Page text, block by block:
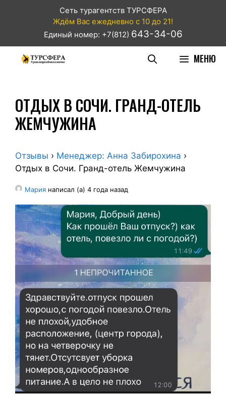
Сеть турагентств ТУРСФЕРА
Ждём Вас ежедневно с 10 до 21!
Единый номер: +7(812) 643-34-06
МЕНЮ
ОТДЫХ В СОЧИ. ГРАНД-ОТЕЛЬ
ЖЕМЧУЖИНА
Отзывы › Менеджер: Анна Забирохина ›
Отдых в Сочи. Гранд-отель Жемчужина
Мария написал (а) 4 года назад